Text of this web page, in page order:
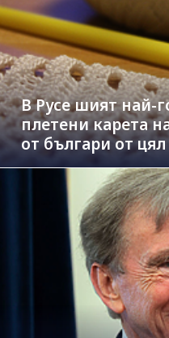
В Русе шият най-
плетени карета
от българи от цял